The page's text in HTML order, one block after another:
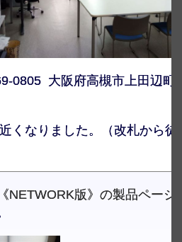
0805 大阪府高槻市上田辺町
くなりました。（改札から徒
NETWORK版》の製品ページ